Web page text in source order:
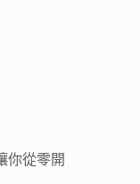
你從零開